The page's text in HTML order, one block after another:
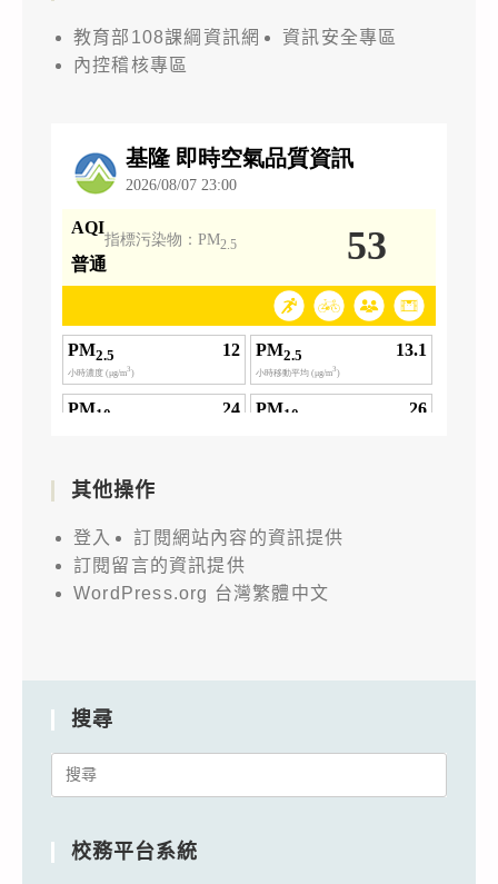
教育部108課綱資訊網
資訊安全專區
內控稽核專區
其他操作
登入
訂閱網站內容的資訊提供
訂閱留言的資訊提供
WordPress.org 台灣繁體中文
搜尋
Search
校務平台系統